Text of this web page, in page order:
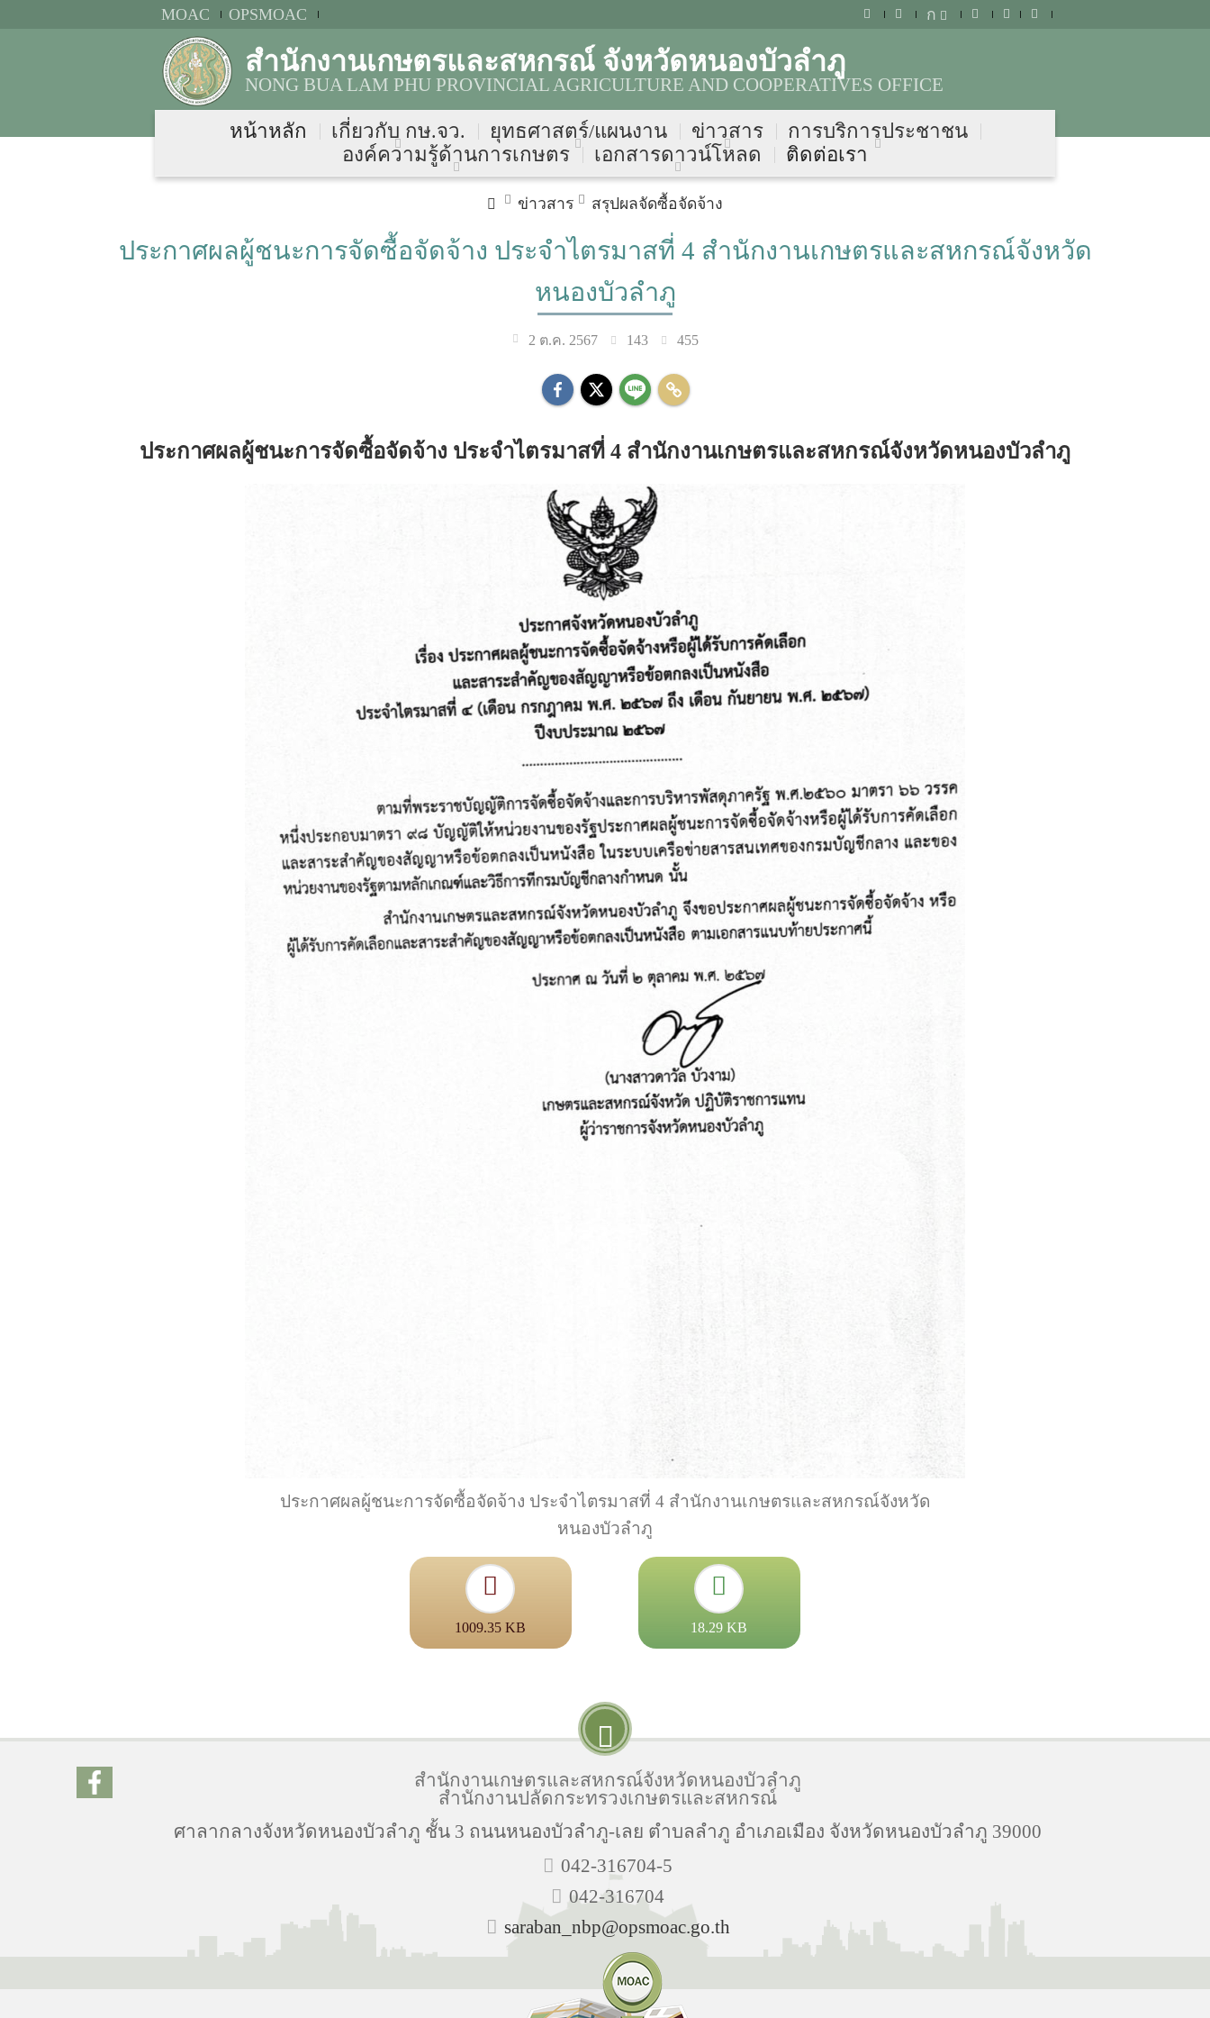
MOAC OPSMOAC ก
สำนักงานเกษตรและสหกรณ์ จังหวัดหนองบัวลำภู
NONG BUA LAM PHU PROVINCIAL AGRICULTURE AND COOPERATIVES OFFICE
หน้าหลัก เกี่ยวกับ กษ.จว. ยุทธศาสตร์/แผนงาน ข่าวสาร
การบริการประชาชน
องค์ความรู้ด้านการเกษตร
เอกสารดาวน์โหลด ติดต่อเรา
ข่าวสาร สรุปผลจัดซื้อจัดจ้าง
ประกาศผลผู้ชนะการจัดซื้อจัดจ้าง ประจำไตรมาสที่ 4 สำนักงานเกษตรและสหกรณ์จังหวัด
หนองบัวลำภู
2 ต.ค. 2567 143 455
ประกาศผลผู้ชนะการจัดซื้อจัดจ้าง ประจำไตรมาสที่ 4 สำนักงานเกษตรและสหกรณ์จังหวัดหนองบัวลำภู
ประกาศผลผู้ชนะการจัดซื้อจัดจ้าง ประจำไตรมาสที่ 4 สำนักงานเกษตรและสหกรณ์จังหวัด
หนองบัวลำภู
1009.35 KB 18.29 KB
สำนักงานเกษตรและสหกรณ์จังหวัดหนองบัวลำภู
สำนักงานปลัดกระทรวงเกษตรและสหกรณ์
ศาลากลางจังหวัดหนองบัวลำภู ชั้น 3 ถนนหนองบัวลำภู-เลย ตำบลลำภู อำเภอเมือง จังหวัดหนองบัวลำภู 39000
042-316704-5
042-316704
saraban_nbp@opsmoac.go.th